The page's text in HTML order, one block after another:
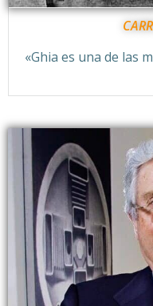
«Ghia es una de las